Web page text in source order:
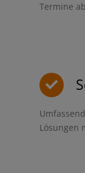
Termine
Lösungen